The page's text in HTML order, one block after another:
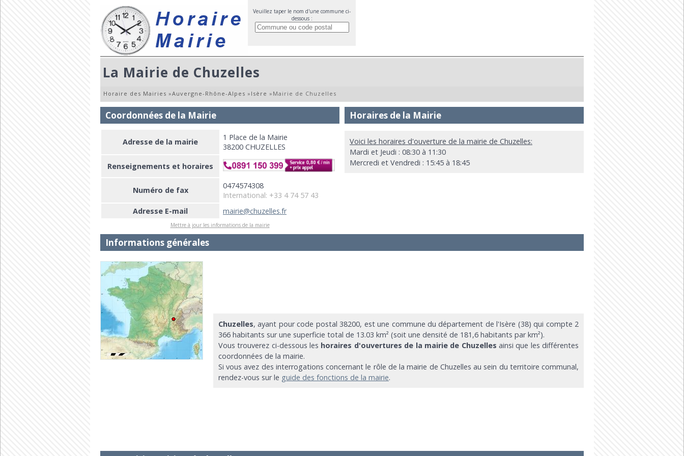
Veuillez taper le nom d'une commune ci-
dessous :
La Mairie de Chuzelles
Horaire des Mairies »Auvergne-Rhône-Alpes » Isère » Mairie de Chuzelles
Coordonnées de la Mairie
Adresse de la mairie
1 Place de la Mairie
38200 CHUZELLES
Renseignements et horaires
Numéro de fax
0474574308
International: +33 4 74 57 43
Adresse E-mail
mairie@chuzelles.fr
Mettre à jour les informations de la mairie
Horaires de la Mairie
Voici les horaires d'ouverture de la mairie de Chuzelles:
Mardi et Jeudi : 08:30 à 11:30
Mercredi et Vendredi : 15:45 à 18:45
Informations générales
Chuzelles, ayant pour code postal 38200, est une commune du département de l'Isère (38) qui compte 2
366 habitants sur une superficie total de 13.03 km² (soit une densité de 181,6 habitants par km²).
Vous trouverez ci-dessous les horaires d'ouvertures de la mairie de Chuzelles ainsi que les différentes
coordonnées de la mairie.
Si vous avez des interrogations concernant le rôle de la mairie de Chuzelles au sein du territoire communal,
rendez-vous sur le guide des fonctions de la mairie.